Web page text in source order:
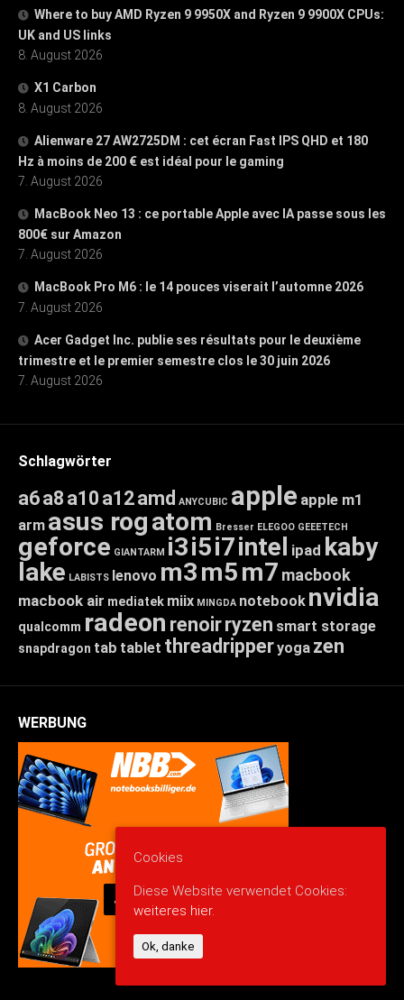
Where to buy AMD Ryzen 9 9950X and Ryzen 9 9900X CPUs:
UK and US links
8. August 2026
X1 Carbon
8. August 2026
Alienware 27 AW2725DM : cet écran Fast IPS QHD et 180
Hz à moins de 200 € est idéal pour le gaming
7. August 2026
MacBook Neo 13 : ce portable Apple avec IA passe sous les
800€ sur Amazon
7. August 2026
MacBook Pro M6 : le 14 pouces viserait l’automne 2026
7. August 2026
Acer Gadget Inc. publie ses résultats pour le deuxième
trimestre et le premier semestre clos le 30 juin 2026
7. August 2026
Schlagwörter
a6a8 a10 a12amd ANYCUBIC apple apple m1
arm asus rogatom Bresser ELEGOO GEEETECH
geforce GIANTARM i3i5i7intel ipad kaby
lake LABISTS lenovo m3m5m7 macbook
macbook air mediatek miix MINGDA notebook nvidia
qualcomm radeon renoirryzen smart storage
snapdragon tab tablet threadripperyoga zen
WERBUNG
Cookies
Diese Website verwendet Cookies:
weiteres hier.
Ok, danke